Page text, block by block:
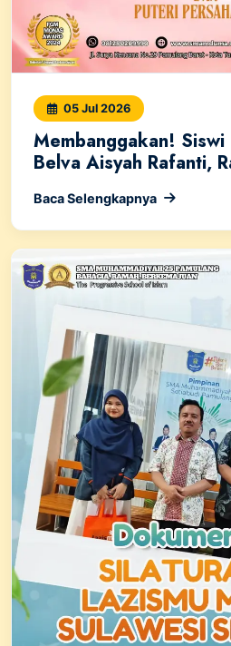
05 Jul 2026
Membanggakan! Siswi
Belva Aisyah Rafanti,
Baca Selengkapnya